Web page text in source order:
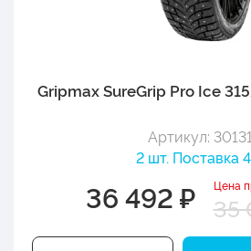
Gripmax SureGrip Pro Ice
Артикул:
2 шт. Поставка
36 492 ₽ Цена
35